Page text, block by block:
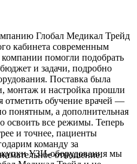
Глобал Медикал Трейд
кабинета современным
помогли подобрать
и задачи, подробно
Поставка была
монтаж и настройка прошли
отметить обучение врачей —
понятным, а дополнительная
освоить все режимы. Теперь
и точнее, пациенты
команду за
отношение.
УЗИ-оборудования мы